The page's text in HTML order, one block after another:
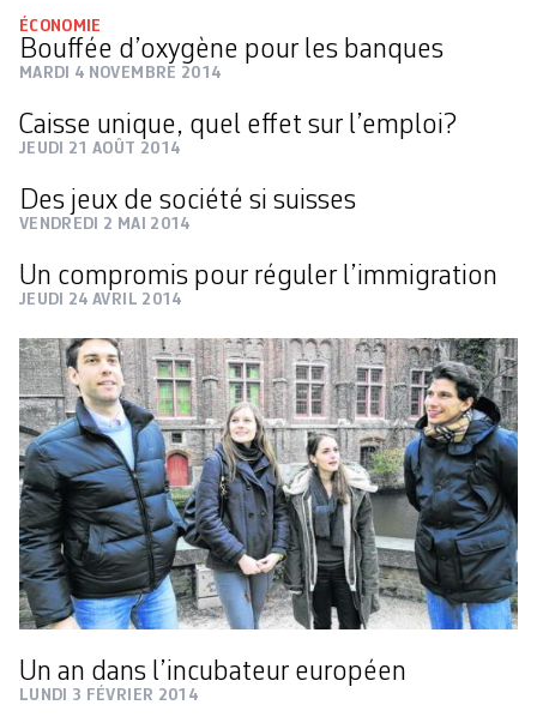
ÉCONOMIE
Bouffée d’oxygène pour les banques
MARDI 4 NOVEMBRE 2014
Caisse unique, quel effet sur l’emploi?
JEUDI 21 AOÛT 2014
Des jeux de société si suisses
VENDREDI 2 MAI 2014
Un compromis pour réguler l’immigration
JEUDI 24 AVRIL 2014
Un an dans l’incubateur européen
LUNDI 3 FÉVRIER 2014